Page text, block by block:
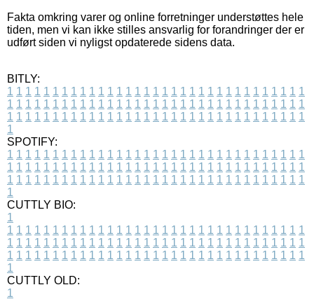
Fakta omkring varer og online forretninger understøttes hele
tiden, men vi kan ikke stilles ansvarlig for forandringer der er
udført siden vi nyligst opdaterede sidens data.
BITLY:
1 1 1 1 1 1 1 1 1 1 1 1 1 1 1 1 1 1 1 1 1 1 1 1 1 1 1 1 1 1 1 1 1
1 1 1 1 1 1 1 1 1 1 1 1 1 1 1 1 1 1 1 1 1 1 1 1 1 1 1 1 1 1 1 1 1
1 1 1 1 1 1 1 1 1 1 1 1 1 1 1 1 1 1 1 1 1 1 1 1 1 1 1 1 1 1 1 1 1
1
SPOTIFY:
1 1 1 1 1 1 1 1 1 1 1 1 1 1 1 1 1 1 1 1 1 1 1 1 1 1 1 1 1 1 1 1 1
1 1 1 1 1 1 1 1 1 1 1 1 1 1 1 1 1 1 1 1 1 1 1 1 1 1 1 1 1 1 1 1 1
1 1 1 1 1 1 1 1 1 1 1 1 1 1 1 1 1 1 1 1 1 1 1 1 1 1 1 1 1 1 1 1 1
1
CUTTLY BIO:
1
1 1 1 1 1 1 1 1 1 1 1 1 1 1 1 1 1 1 1 1 1 1 1 1 1 1 1 1 1 1 1 1 1
1 1 1 1 1 1 1 1 1 1 1 1 1 1 1 1 1 1 1 1 1 1 1 1 1 1 1 1 1 1 1 1 1
1 1 1 1 1 1 1 1 1 1 1 1 1 1 1 1 1 1 1 1 1 1 1 1 1 1 1 1 1 1 1 1 1
1
CUTTLY OLD:
1